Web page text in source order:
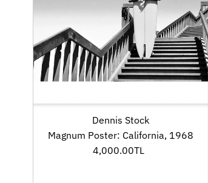
Dennis Stock
Magnum Poster: California, 1968
Fiyat
4,000.00TL